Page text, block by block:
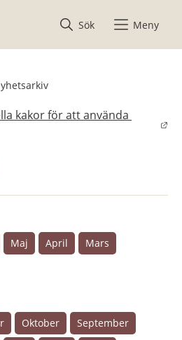
Sök
Meny
kakor för att använda
Maj April
Mars
Oktober
September